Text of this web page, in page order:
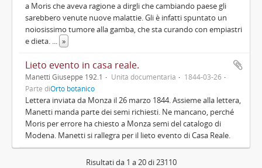
a Moris che aveva ragione a dirgli che cambiando paese gli
sarebbero venute nuove malattie. Gli è infatti spuntato un
noiosissimo tumore alla gamba, che sta curando con empiastri
e dieta. ... »
Lieto evento in casa reale.
Manetti Giuseppe 192.1 Unità documentaria
1844-03-26
Parte diOrto botanico
Lettera inviata da Monza il 26 marzo 1844. Assieme alla lettera,
Manetti manda parte dei semi richiesti. Ne mancano, perché
Moris per errore ha chiesto a Monza semi del catalogo di
Modena. Manetti si rallegra per il lieto evento di Casa Reale.
Risultati da 1 a 20 di 23110